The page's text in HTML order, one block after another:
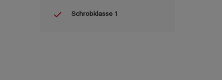
Schrobklasse 1